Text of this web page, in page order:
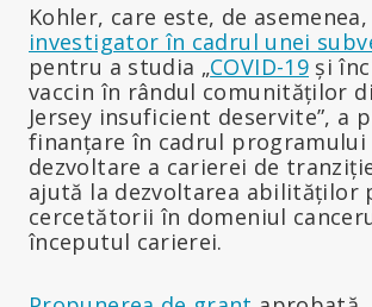
Kohler, care este, de asemenea,
investigator în cadrul unei
pentru a studia „COVID-19 și
vaccin în rândul comunităților
Jersey insuficient deservite”, a
finanțare în cadrul programului
dezvoltare a carierei de
ajută la dezvoltarea abilităților
cercetătorii în domeniul
începutul carierei.